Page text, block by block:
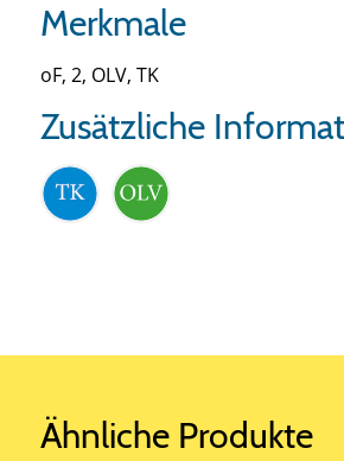
Merkmale
oF, 2, OLV, TK
Zusätzliche
Ähnliche Produkte